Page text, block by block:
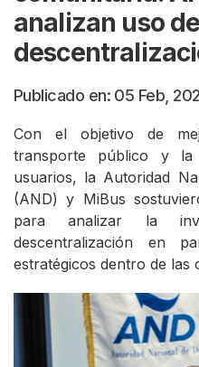
analizan uso
Publicado en: 05 Feb,
Con el objetivo de
transporte público y la
usuarios, la Autoridad
(AND) y MiBus
para analizar la
descentralización en
estratégicos dentro de las